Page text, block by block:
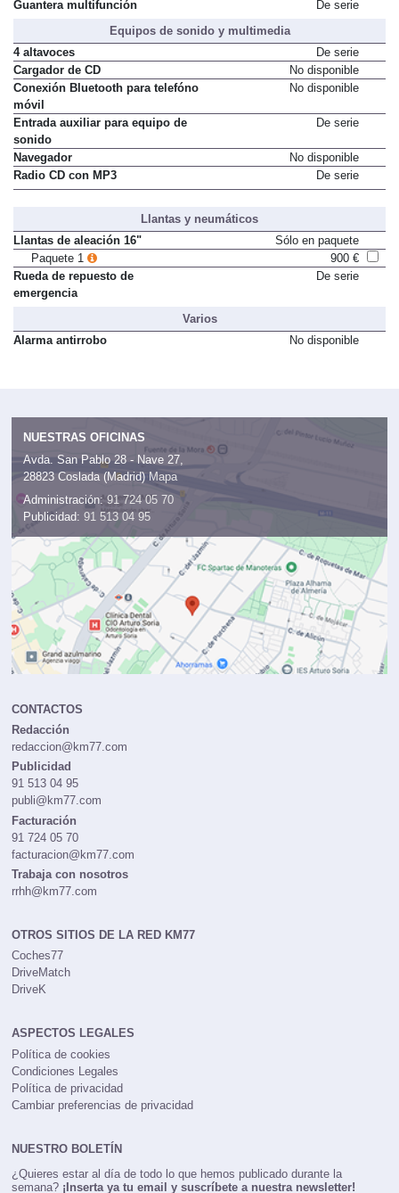
Guantera multifunción
De serie
Equipos de sonido y multimedia
4 altavoces
De serie
Cargador de CD
No disponible
Conexión Bluetooth para telefóno
móvil
No disponible
Entrada auxiliar para equipo de
sonido
De serie
Navegador
No disponible
Radio CD con MP3
De serie
Llantas y neumáticos
Llantas de aleación 16"
Sólo en paquete
Paquete 1
900 €
Rueda de repuesto de
emergencia
De serie
Varios
Alarma antirrobo
No disponible
NUESTRAS OFICINAS
Avda. San Pablo 28 - Nave 27,
28823 Coslada (Madrid) Mapa
Administración: 91 724 05 70
Publicidad: 91 513 04 95
CONTACTOS
Redacción
redaccion@km77.com
Publicidad
91 513 04 95
publi@km77.com
Facturación
91 724 05 70
facturacion@km77.com
Trabaja con nosotros
rrhh@km77.com
OTROS SITIOS DE LA RED KM77
Coches77
DriveMatch
DriveK
ASPECTOS LEGALES
Política de cookies
Condiciones Legales
Política de privacidad
Cambiar preferencias de privacidad
NUESTRO BOLETÍN
¿Quieres estar al día de todo lo que hemos publicado durante la
semana? ¡Inserta ya tu email y suscríbete a nuestra newsletter!